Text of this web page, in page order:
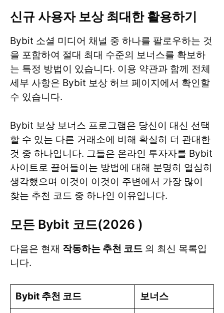
신규 사용자 보상 최대한 활용하기
Bybit 소셜 미디어 채널 중 하나를 팔로우하는 것
을 포함하여 절대 최대 수준의 보너스를 확보하
는 특정 방법이 있습니다. 이용 약관과 함께 전체
세부 사항은 Bybit 보상 허브 페이지에서 확인할
수 있습니다.
Bybit 보상 보너스 프로그램은 당신이 대신 선택
할 수 있는 다른 거래소에 비해 확실히 더 관대한
것 중 하나입니다. 그들은 온라인 투자자를 Bybit
사이트로 끌어들이는 방법에 대해 분명히 열심히
생각했으며 이것이 이것이 주변에서 가장 많이
찾는 추천 코드 중 하나인 이유입니다.
모든 Bybit 코드(2026 )
다음은 현재 작동하는 추천 코드 의 최신 목록입
니다.
Bybit 추천 코드 보너스